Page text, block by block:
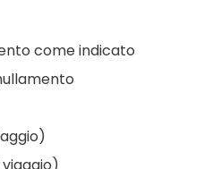
come indicato